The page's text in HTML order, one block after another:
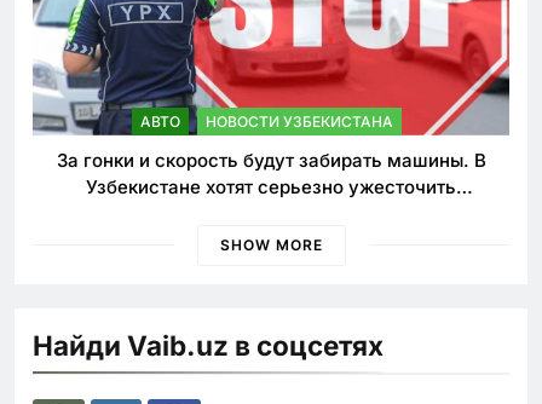
АВТО НОВОСТИ УЗБЕКИСТАНА
За гонки и скорость будут забирать машины. В
Узбекистане хотят серьезно ужесточить
SHOW MORE
Найди Vaib.uz в соцсетях